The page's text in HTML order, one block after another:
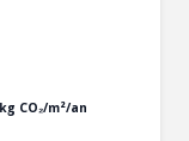
kg CO₂/m²/an